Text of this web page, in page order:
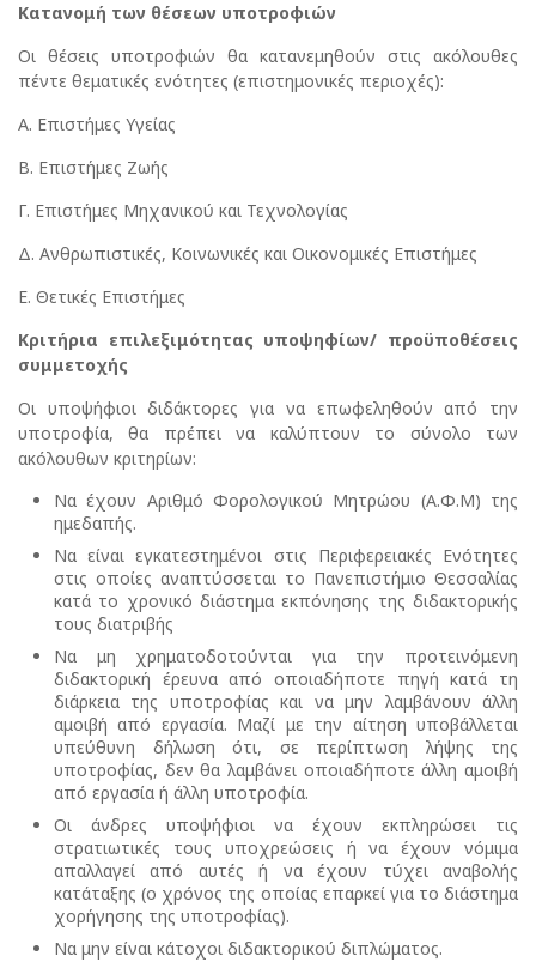
Κατανομή των θέσεων υποτροφιών
Οι θέσεις υποτροφιών θα κατανεμηθούν στις ακόλουθες
πέντε θεματικές ενότητες (επιστημονικές περιοχές):
Α. Επιστήμες Υγείας
Β. Επιστήμες Ζωής
Γ. Επιστήμες Μηχανικού και Τεχνολογίας
Δ. Ανθρωπιστικές, Κοινωνικές και Οικονομικές Επιστήμες
Ε. Θετικές Επιστήμες
Κριτήρια επιλεξιμότητας υποψηφίων/ προϋποθέσεις
συμμετοχής
Οι υποψήφιοι διδάκτορες για να επωφεληθούν από την
υποτροφία, θα πρέπει να καλύπτουν το σύνολο των
ακόλουθων κριτηρίων:
Να έχουν Αριθμό Φορολογικού Μητρώου (Α.Φ.Μ) της
ημεδαπής.
Να είναι εγκατεστημένοι στις Περιφερειακές Ενότητες
στις οποίες αναπτύσσεται το Πανεπιστήμιο Θεσσαλίας
κατά το χρονικό διάστημα εκπόνησης της διδακτορικής
τους διατριβής
Να μη χρηματοδοτούνται για την προτεινόμενη
διδακτορική έρευνα από οποιαδήποτε πηγή κατά τη
διάρκεια της υποτροφίας και να μην λαμβάνουν άλλη
αμοιβή από εργασία. Μαζί με την αίτηση υποβάλλεται
υπεύθυνη δήλωση ότι, σε περίπτωση λήψης της
υποτροφίας, δεν θα λαμβάνει οποιαδήποτε άλλη αμοιβή
από εργασία ή άλλη υποτροφία.
Οι άνδρες υποψήφιοι να έχουν εκπληρώσει τις
στρατιωτικές τους υποχρεώσεις ή να έχουν νόμιμα
απαλλαγεί από αυτές ή να έχουν τύχει αναβολής
κατάταξης (ο χρόνος της οποίας επαρκεί για το διάστημα
χορήγησης της υποτροφίας).
Να μην είναι κάτοχοι διδακτορικού διπλώματος.